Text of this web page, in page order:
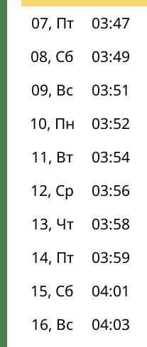
07, Пт
03:47
08, Сб
03:49
09, Вс
03:51
10, Пн
03:52
11, Вт
03:54
12, Ср
03:56
13, Чт
03:58
14, Пт
03:59
15, Сб
04:01
16, Вс
04:03